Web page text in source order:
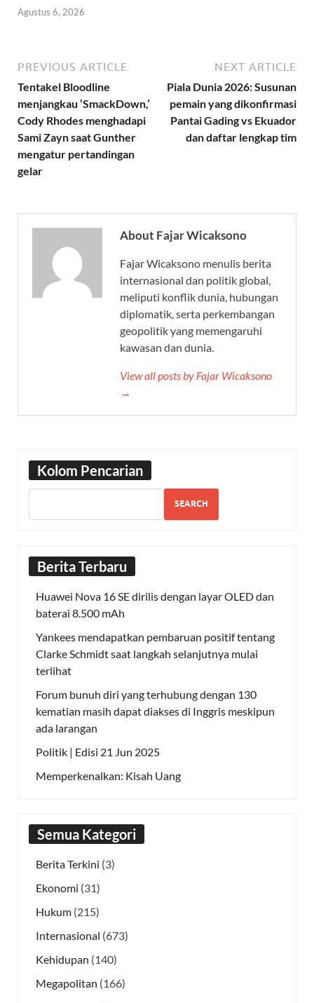
Agustus 6, 2026
PREVIOUS ARTICLE
Tentakel Bloodline
menjangkau ‘SmackDown,’
Cody Rhodes menghadapi
Sami Zayn saat Gunther
mengatur pertandingan
gelar
NEXT ARTICLE
Piala Dunia 2026: Susunan
pemain yang dikonfirmasi
Pantai Gading vs Ekuador
dan daftar lengkap tim
About Fajar Wicaksono
Fajar Wicaksono menulis berita
internasional dan politik global,
meliputi konflik dunia, hubungan
diplomatik, serta perkembangan
geopolitik yang memengaruhi
kawasan dan dunia.
View all posts by Fajar Wicaksono
→
Kolom Pencarian
SEARCH
Berita Terbaru
Huawei Nova 16 SE dirilis dengan layar OLED dan
baterai 8.500 mAh
Yankees mendapatkan pembaruan positif tentang
Clarke Schmidt saat langkah selanjutnya mulai
terlihat
Forum bunuh diri yang terhubung dengan 130
kematian masih dapat diakses di Inggris meskipun
ada larangan
Politik | Edisi 21 Jun 2025
Memperkenalkan: Kisah Uang
Semua Kategori
Berita Terkini (3)
Ekonomi (31)
Hukum (215)
Internasional (673)
Kehidupan (140)
Megapolitan (166)